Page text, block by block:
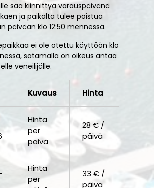
saa kiinnittyä varauspäivänä
ja paikalta tulee poistua
päivään klo 12:50 mennessä.
ei ole otettu käyttöön klo
satamalla on oikeus antaa
veneilijälle.
Kuvaus Hinta
Hinta
per
päivä
28 € /
päivä
Hinta
per
33 € /
päivä